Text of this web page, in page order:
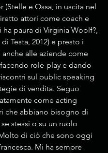
(Stelle e Ossa, in uscita nel
attori come coach e
ha paura di Virginia Woolf?,
Testa, 2012) e presto i
anche alle aziende come
role-play e dando
sul public speaking
di vendita. Seguo
come acting
che abbiano bisogno di
se stessi o su un ruolo
di ciò che sono oggi
Mi ha sempre